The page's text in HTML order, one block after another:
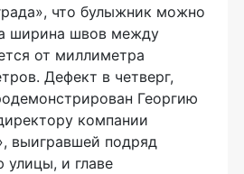
что булыжник можно
а ширина швов между
от миллиметра
Дефект в четверг,
Георгию
компании
выигравшей подряд
улицы, и главе